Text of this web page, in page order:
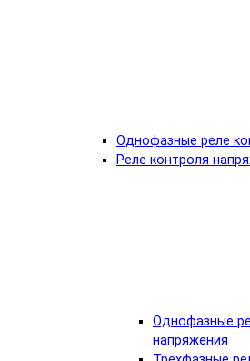
Однофазные реле
Реле контроля
Однофазные
напряжения